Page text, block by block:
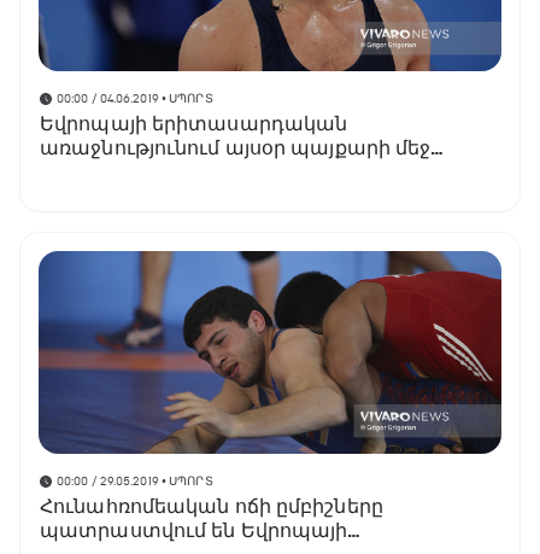
00:00 / 04.06.2019• ՍՊՈՐՏ
Եվրոպայի երիտասարդական
առաջնությունում այսօր պայքարի մեջ
00:00 / 29.05.2019• ՍՊՈՐՏ
Հունահռոմեական ոճի ըմբիշները
պատրաստվում են Եվրոպայի